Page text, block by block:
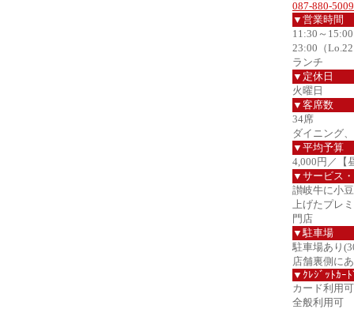
087-880-5009
▼営業時間
11:30～
23:00（
ランチ
▼定休日
火曜日
▼客席数
34席
ダイニング
▼平均予算
4,000円／【
▼サービス
讃岐牛に小
上げたプレ
門店
▼駐車場
駐車場あり
店舗裏側に
▼ｸﾚｼﾞｯﾄｶｰﾄ
カード利用可
全般利用可